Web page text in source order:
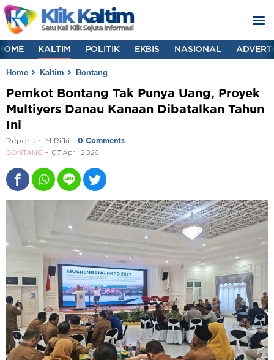
KALTIM POLITIK EKBIS NASIONAL
Home Kaltim Bontang
Pemkot Bontang Tak Punya Uang, Proyek
Multiyers Danau Kanaan Dibatalkan Tahun
Ini
Reporter: M Rifki - 0 Comments
BONTANG 07 April 2026